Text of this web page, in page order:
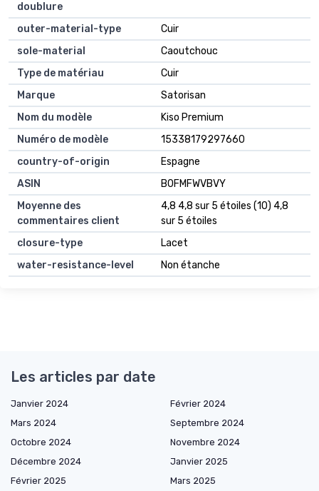
doublure
outer-material-type
Cuir
sole-material
Caoutchouc
Type de matériau
Cuir
Marque
Satorisan
Nom du modèle
Kiso Premium
Numéro de modèle
15338179297660
country-of-origin
Espagne
ASIN
B0FMFWVBVY
Moyenne des
commentaires client
4,8 4,8 sur 5 étoiles (10) 4,8
sur 5 étoiles
closure-type
Lacet
water-resistance-level
Non étanche
Les articles par date
Janvier 2024
Février 2024
Mars 2024
Septembre 2024
Octobre 2024
Novembre 2024
Décembre 2024
Janvier 2025
Février 2025
Mars 2025